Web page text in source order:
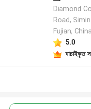
Diamond
Road,
Fujian,
5.0
যাচাইকৃত